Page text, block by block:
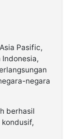
Pasific,
Indonesia,
negara
berhasil